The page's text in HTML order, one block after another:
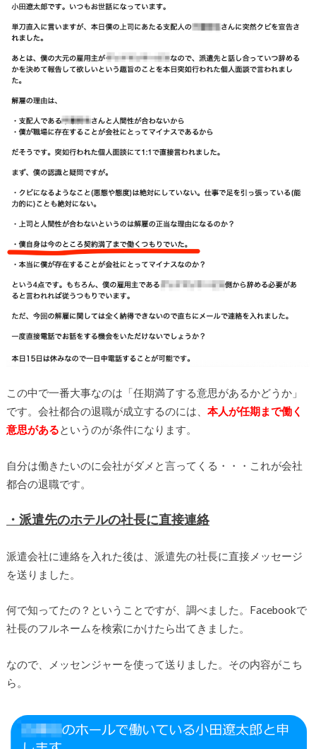
この中で一番大事なのは「任期満了する意思があるかどうか」
です。会社都合の退職が成立するのには、 本人が任期まで働く
意思があるというのが条件になります。
自分は働きたいのに会社がダメと言ってくる・・・これが会社
都合の退職です。
・派遣先のホテルの社長に直接連絡
派遣会社に連絡を入れた後は、派遣先の社長に直接メッセージ
を送りました。
何で知ってたの？ということですが、調べました。Facebookで
社長のフルネームを検索にかけたら出てきました。
なので、メッセンジャーを使って送りました。その内容がこち
ら。